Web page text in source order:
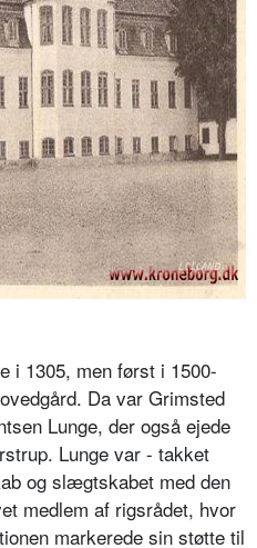
i 1305, men først i 1500-
Da var Grimsted
Lunge, der også ejede
Lunge var - takket
og slægtskabet med den
medlem af rigsrådet, hvor
markerede sin støtte til